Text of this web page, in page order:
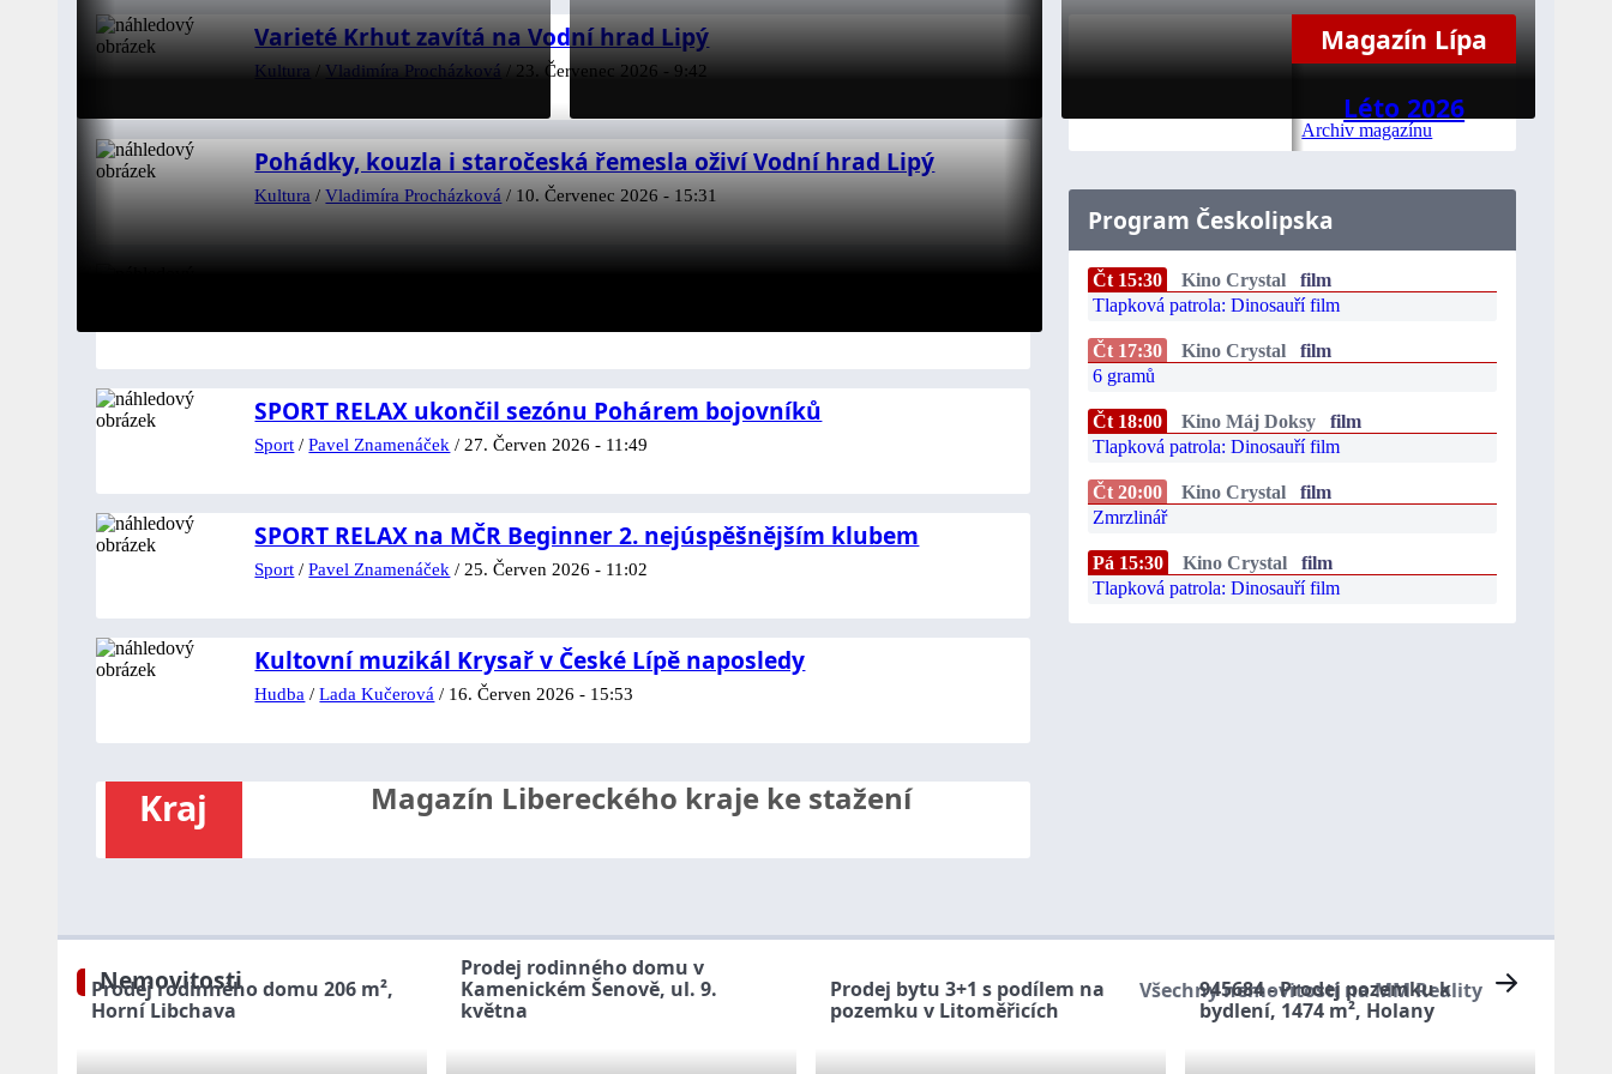
Varieté Krhut zavítá na Vodní hrad Lipý
Kultura / Vladimíra Procházková /23. Červenec 2026 - 9:42
Pohádky, kouzla i staročeská řemesla oživí Vodní hrad Lipý
Kultura /Vladimíra Procházková / 10. Červenec 2026 - 15:31
SPORT RELAX ukončil sezónu Pohárem bojovníků
Sport /Pavel Znamenáček /27. Červen 2026 - 11:49
SPORT RELAX na MČR Beginner 2. nejúspěšnějším klubem
Sport /Pavel Znamenáček /25. Červen 2026 - 11:02
Kultovní muzikál Krysař v České Lípě naposledy
Hudba /Lada Kučerová / 16. Červen 2026 - 15:53
Kraj Magazín Libereckého kraje ke stažení
Magazín Lípa
Léto 2026
Archiv magazínu
Program Českolipska
Čt 15:30 Kino Crystal
film
Tlapková patrola: Dinosauří film
Čt 17:30 Kino Crystal
film
6 gramů
Čt 18:00 Kino Máj Doksy
film
Tlapková patrola: Dinosauří film
Čt 20:00 Kino Crystal
film
Zmrzlinář
Pá 15:30 Kino Crystal
film
Tlapková patrola: Dinosauří film
Nemovitosti Všechny nemovitosti na MM Reality
Prodej rodinného domu 206 m²,
Horní Libchava
Prodej rodinného domu v
Kamenickém Šenově, ul. 9.
května
Prodej bytu 3+1 s podílem na
pozemku v Litoměřicích
945684 - Prodej pozemku k
bydlení, 1474 m², Holany